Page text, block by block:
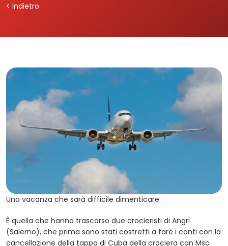
< Indietro
Una vacanza che sarà difficile dimenticare.
È quella che hanno trascorso due crocieristi di Angri
(Salerno), che prima sono stati costretti a fare i conti con la
cancellazione della tappa di Cuba della crociera con Msc